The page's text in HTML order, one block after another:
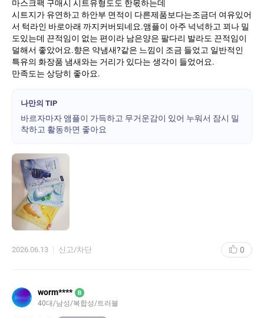
마스크팩 구매시 시트유형도도 한몫하는데
시트지가 유연하고 하안부 면적이 다른제품보다는조금더 여유있어
서 턱라인 바로아래 까지커버되네요.앰플이 아주 넉넉하고 꾀나 밀
도있는데 끈적임이 없는 편이라 남은양은 팔다리 발라도 끈적임이
덜해서 좋았어요.향은 약냄새?같은 느낌이 조금 들었고 일반적인
특유의 화장품 냄새와는 거리가 있다는 생각이 들었어요.
만족도는 상당히 좋아요.
나만의 TIP
바르자마자 앰플이 가득하고 무거운감이 있어 누워서 잠시 밀
착하고 활동하면 좋아요
2026.06.13 신고/차단 0
worm**** B
40대 남성 복합성 트러블